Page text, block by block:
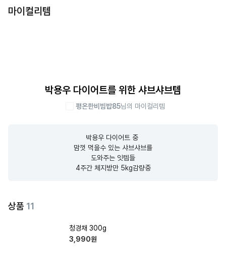
마이컬리템
박용우 다이어트를 위한 샤브샤브템
평온한비빔밥85님의 마이컬리템
박용우 다이어트 중
맘껏 먹을수 있는 샤브샤브를
도와주는 잇템들
4주간 체지방만 5kg감량중
상품 11
청경채 300g
3,990원